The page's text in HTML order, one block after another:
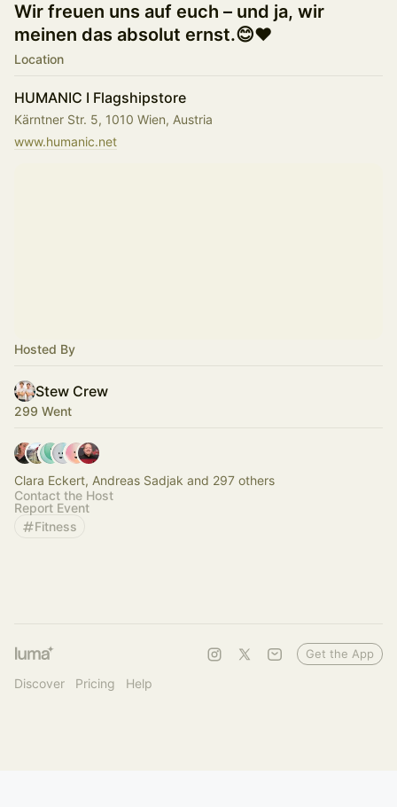
Wir freuen uns auf euch – und ja, wir
meinen das absolut ernst.😊❤️
Location
HUMANIC I Flagshipstore
Kärntner Str. 5, 1010 Wien, Austria
www.humanic.net
Hosted By
Stew Crew
299 Went
Clara Eckert, Andreas Sadjak and 297 others
Contact the Host
Report Event
Fitness
Discover Pricing Help
Get the App